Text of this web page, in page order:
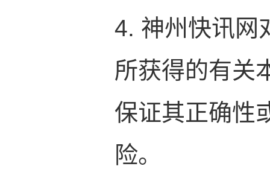
4. 神州快讯网
所获得的有关
保证其正确性
险。